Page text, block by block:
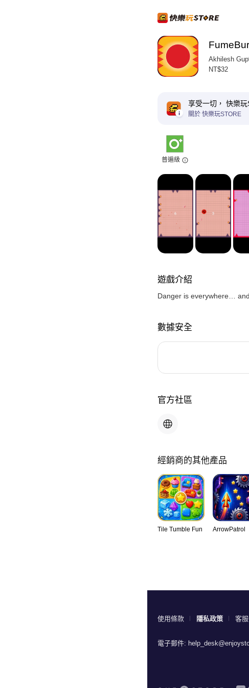
Akhilesh
NT$32
享受一切， 快樂
關於 快樂玩STORE
普遍級
遊戲介紹
Danger is everywhere…
數據安全
官方社區
經銷商的其他產品
Tile Tumble Fun ArrowPatrol
使用條款 隱私政策 客
電子郵件: